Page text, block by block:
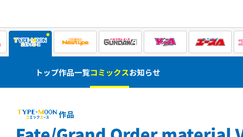
トップ作品一覧コミックスお知らせ
作品